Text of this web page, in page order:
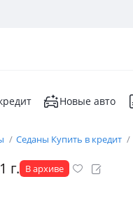
Новые авто
Седаны Купить в кредит
г. В архиве